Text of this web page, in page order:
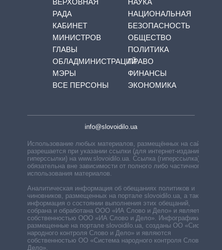
РАДА
КАБИНЕТ
МИНИСТРОВ
ГЛАВЫ
ОБЛАДМИНИСТРАЦИЙ
МЭРЫ
ВСЕ ПЕРСОНЫ
НАЦИОНАЛЬНАЯ
БЕЗОПАСНОСТЬ
ОБЩЕСТВО
ПОЛИТИКА
ПРАВО
ФИНАНСЫ
ЭКОНОМИКА
info@slovoidilo.ua
Использование любых материалов, размещённых на сайте,
разрешается при указании ссылки (для интернет-изданий —
гиперссылки) на www.slovoidilo.ua. Ссылка (гиперссылка)
обязательна вне зависимости от полного либо частичного
использования материалов.
Аналитическая информация об обещаниях политиков и
чиновников, размещенных на портале slovoidilo.ua, а также
информация о состоянии выполнения этих обещаний,
собрана и обработана ООО «ИА Слово и Дело» и является
собственностью ООО «ИА Слово и Дело». Инфографики,
размещенные на портале slovoidilo.ua, созданы ОО «Система
народного контроля Слово и Дело» и являются
собственностью ОО «Система народного контроля Слово и
Дело».